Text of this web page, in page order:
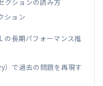
クションの読み方
ション
の長期パフォーマンス推
で過去の問題を再現す